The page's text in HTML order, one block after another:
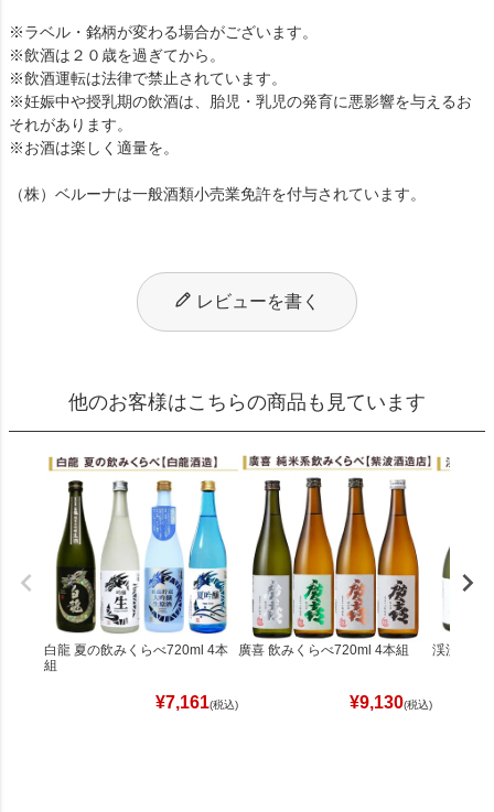
※ラベル・銘柄が変わる場合がございます。
※飲酒は２０歳を過ぎてから。
※飲酒運転は法律で禁止されています。
※妊娠中や授乳期の飲酒は、胎児・乳児の発育に悪影響を与えるお
それがあります。
※お酒は楽しく適量を。
（株）ベルーナは一般酒類小売業免許を付与されています。
レビューを書く
他のお客様はこちらの商品も見ています
白龍 夏の飲みくらべ720ml 4本
組
¥7,161(税込)
廣喜 飲みくらべ720ml 4本組
¥9,130(税込)
渓流 飲み